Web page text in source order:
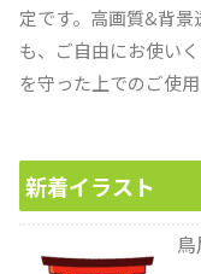
定です。高画質&背
も、ご自由にお使い
を守った上でのご使
新着イラスト